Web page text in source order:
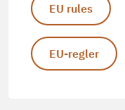
EU rules
EU-regler